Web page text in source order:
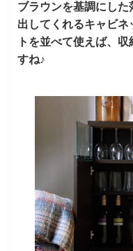
ブラウンを基調にし
出してくれるキャビ
トを並べて使えば、
すね♪